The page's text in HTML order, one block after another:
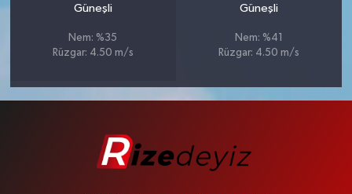
Güneşli
Nem: %35
Rüzgar: 4.50 m/s
Güneşli
Nem: %41
Rüzgar: 4.50 m/s